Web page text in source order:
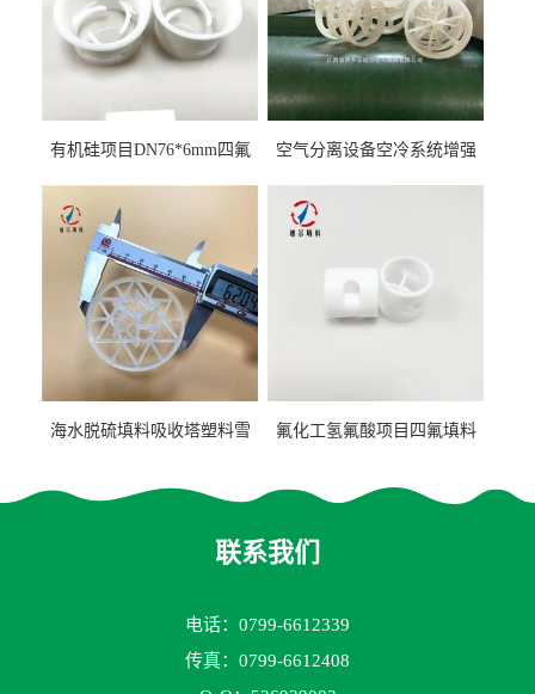
有机硅项目DN76*6mm四氟
空气分离设备空冷系统增强
海水脱硫填料吸收塔塑料雪
氟化工氢氟酸项目四氟填料
蚀
联系我们
电话：0799-6612339
传真：0799-6612408